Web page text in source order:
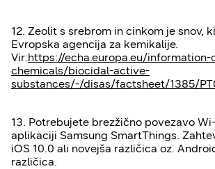
12. Zeolit s srebrom in cinkom je snov,
Evropska agencija za kemikalije.
Vir:https://echa.europa.eu/information-
chemicals/biocidal-active-
substances/-/disas/factsheet/1385/
13. Potrebujete brezžično povezavo
aplikaciji Samsung SmartThings.
iOS 10.0 ali novejša različica oz.
različica.